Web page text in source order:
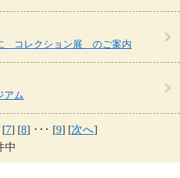
コレクション展 のご案内
アム
[7] [8] ･･･ [9] [次へ]
中